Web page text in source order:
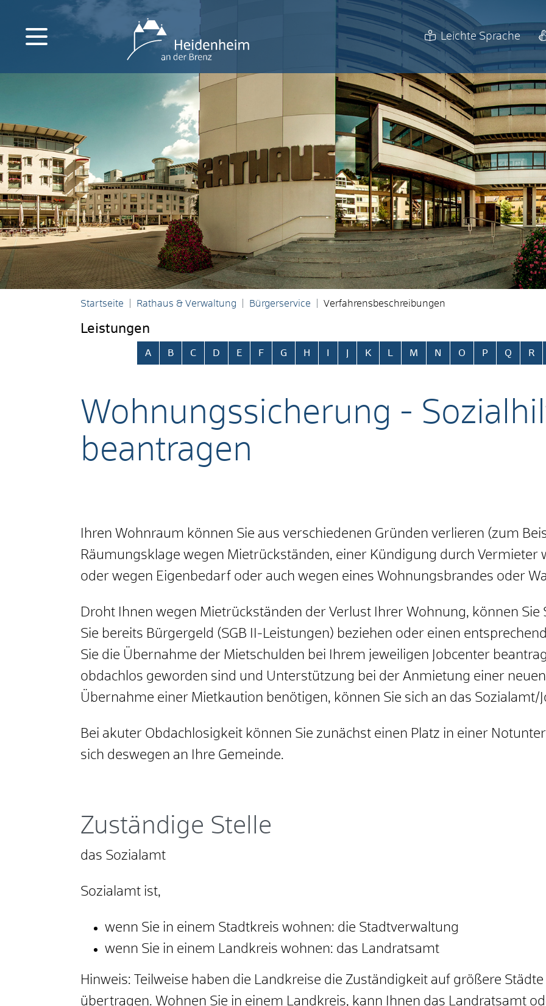
Leichte Sprache
Startseite Rathaus & Verwaltung Bürgerservice Verfahrensbeschreibungen
Leistungen
Alphabetisches Register überspringen
A B C D E F G H K M N O P Q R
Wohnungssicherung -
beantragen
Ihren Wohnraum können Sie aus verschiedenen Gründen verlieren (zum
Räumungsklage wegen Mietrückständen, einer Kündigung durch
oder wegen Eigenbedarf oder auch wegen eines Wohnungsbrandes oder
Droht Ihnen wegen Mietrückständen der Verlust Ihrer Wohnung, können Sie
Sie bereits Bürgergeld (SGB II-Leistungen) beziehen oder einen
Sie die Übernahme der Mietschulden bei Ihrem jeweiligen Jobcenter
obdachlos geworden sind und Unterstützung bei der Anmietung einer
Übernahme einer Mietkaution benötigen, können Sie sich an das Sozialamt/
Bei akuter Obdachlosigkeit können Sie zunächst einen Platz in einer
sich deswegen an Ihre Gemeinde.
Zuständige Stelle
das Sozialamt
Sozialamt ist,
wenn Sie in einem Stadtkreis wohnen: die Stadtverwaltung
wenn Sie in einem Landkreis wohnen: das Landratsamt
Hinweis: Teilweise haben die Landkreise die Zuständigkeit auf größere
übertragen. Wohnen Sie in einem Landkreis, kann Ihnen das Landratsamt